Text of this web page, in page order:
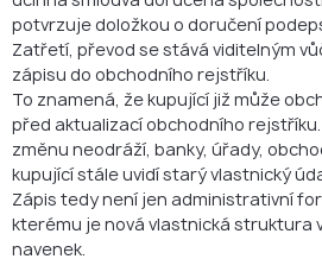
potvrzuje doložkou o doručení
Zatřetí, převod se stává viditelným
zápisu do obchodního rejstříku.
To znamená, že kupující již může
před aktualizací obchodního
změnu neodráží, banky, úřady,
kupující stále uvidí starý vlastnický
Zápis tedy není jen administrativní
kterému je nová vlastnická struktura
navenek.